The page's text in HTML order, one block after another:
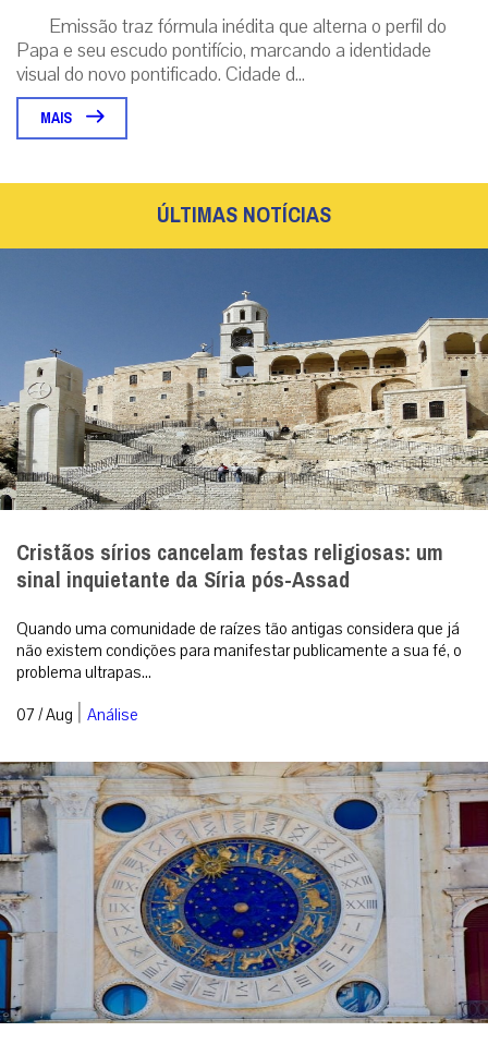
Emissão traz fórmula inédita que alterna o perfil do
Papa e seu escudo pontifício, marcando a identidade
visual do novo pontificado. Cidade d...
MAIS
ÚLTIMAS NOTÍCIAS
Cristãos sírios cancelam festas religiosas: um
sinal inquietante da Síria pós-Assad
Quando uma comunidade de raízes tão antigas considera que já
não existem condições para manifestar publicamente a sua fé, o
problema ultrapas...
07 / Aug | Análise